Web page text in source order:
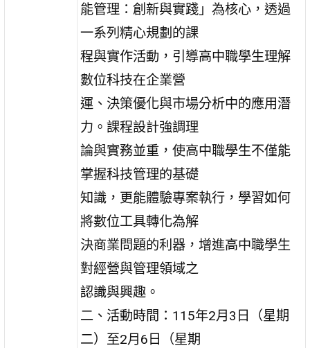
能管理：創新與實踐」為核心，透過
一系列精心規劃的課
程與實作活動，引導高中職學生理解
數位科技在企業營
運、決策優化與市場分析中的應用潛
力。課程設計強調理
論與實務並重，使高中職學生不僅能
掌握科技管理的基礎
知識，更能體驗專案執行，學習如何
將數位工具轉化為解
決商業問題的利器，增進高中職學生
對經營與管理領域之
認識與興趣。
二、活動時間：115年2月3日（星期
二）至2月6日（星期